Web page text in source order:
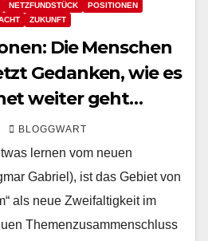
NETZFUNDSTÜCK
POSITIONEN
ZUKUNFT
Die Menschen
Gedanken, wie es
weiter geht…
BLOGGWART
lernen vom neuen
Gabriel), ist das Gebiet von
als neue Zweifaltigkeit im
Themenzusammenschluss